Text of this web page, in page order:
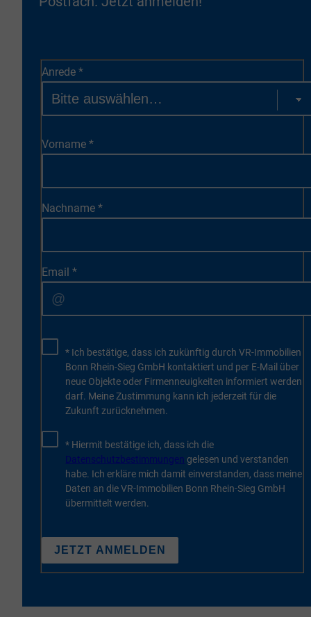
Anrede *
Vorname *
Nachname *
Email *
* Ich bestätige, dass ich zukünftig durch VR-Immobilien
Bonn Rhein-Sieg GmbH kontaktiert und per E-Mail über
neue Objekte oder Firmenneuigkeiten informiert werden
darf. Meine Zustimmung kann ich jederzeit für die
Zukunft zurücknehmen.
* Hiermit bestätige ich, dass ich die
Datenschutzbestimmungen gelesen und verstanden
habe. Ich erkläre mich damit einverstanden, dass meine
Daten an die VR-Immobilien Bonn Rhein-Sieg GmbH
übermittelt werden.
JETZT ANMELDEN